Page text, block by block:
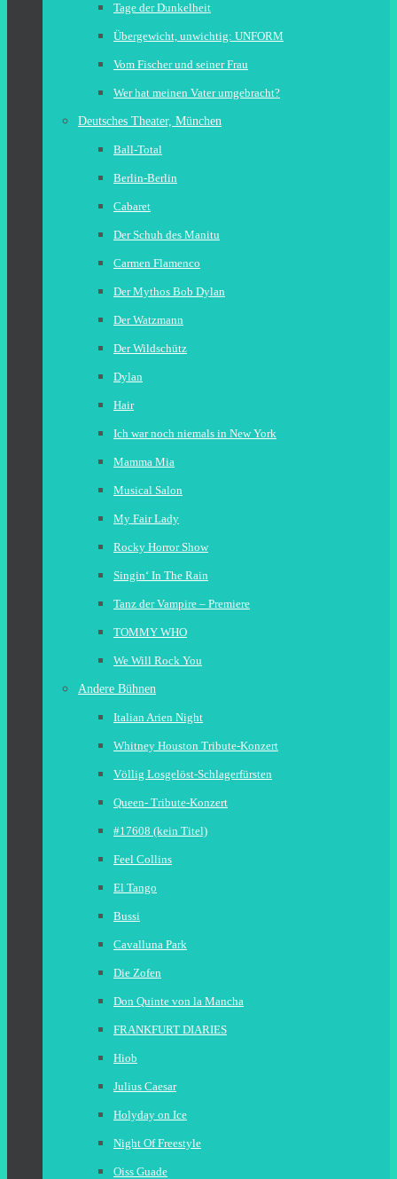
Tage der Dunkelheit
Übergewicht, unwichtig: UNFORM
Vom Fischer und seiner Frau
Wer hat meinen Vater umgebracht?
Deutsches Theater, München
Ball-Total
Berlin-Berlin
Cabaret
Der Schuh des Manitu
Carmen Flamenco
Der Mythos Bob Dylan
Der Watzmann
Der Wildschütz
Dylan
Hair
Ich war noch niemals in New York
Mamma Mia
Musical Salon
My Fair Lady
Rocky Horror Show
Singin‘ In The Rain
Tanz der Vampire – Premiere
TOMMY WHO
We Will Rock You
Andere Bühnen
Italian Arien Night
Whitney Houston Tribute-Konzert
Völlig Losgelöst-Schlagerfürsten
Queen- Tribute-Konzert
#17608 (kein Titel)
Feel Collins
El Tango
Bussi
Cavalluna Park
Die Zofen
Don Quinte von la Mancha
FRANKFURT DIARIES
Hiob
Julius Caesar
Holyday on Ice
Night Of Freestyle
Oiss Guade